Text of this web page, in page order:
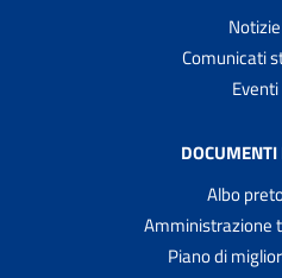
Notizie
Comunicati
Eventi
DOCUMENTI
Albo
Amministrazione
Piano di